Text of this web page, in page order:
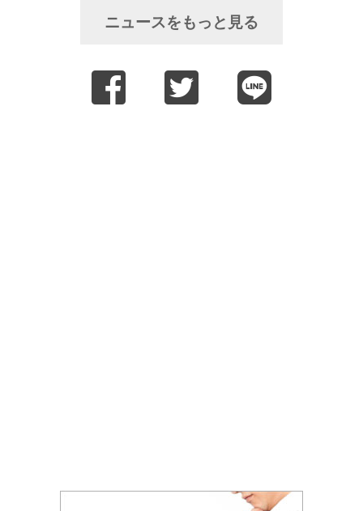
ニュースをもっと見る